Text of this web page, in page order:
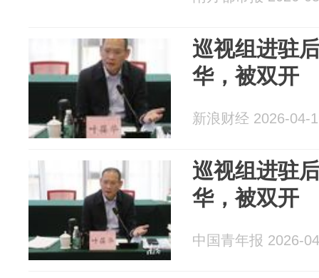
巡视组进驻
华，被双开
新浪财经 2026-04-
巡视组进驻
华，被双开
中国青年报 2026-